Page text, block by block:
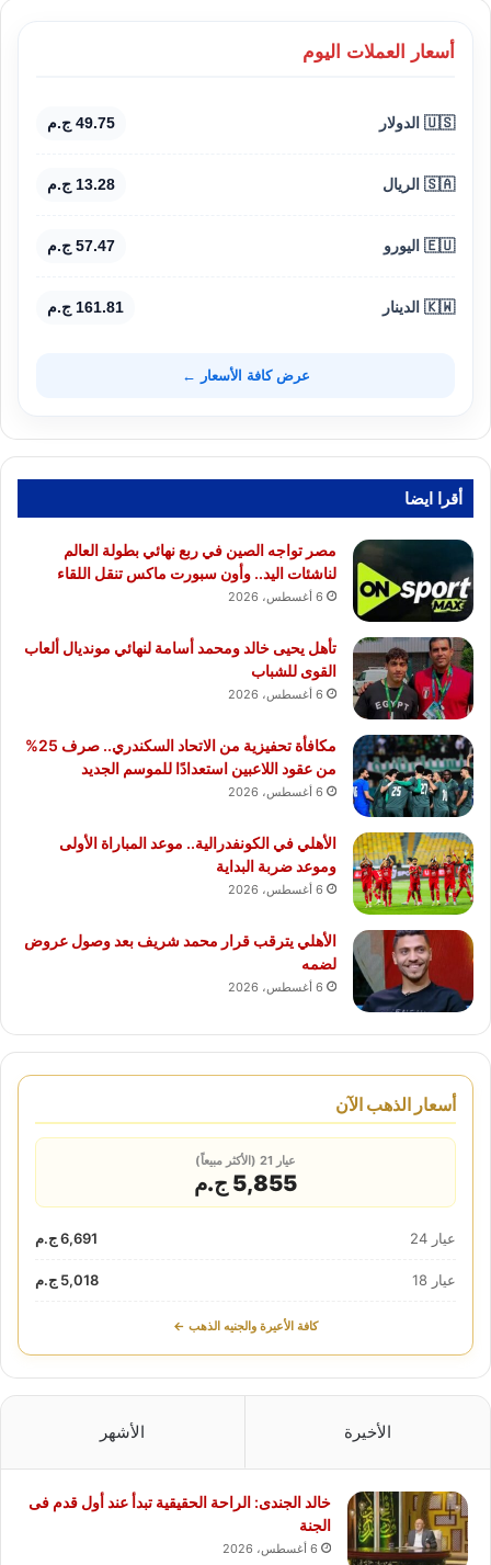
أسعار العملات اليوم
🇺🇸 الدولار 49.75 ج.م
🇸🇦 الريال 13.28 ج.م
🇪🇺 اليورو 57.47 ج.م
🇰🇼 الدينار 161.81 ج.م
عرض كافة الأسعار ←
أقرا ايضا
مصر تواجه الصين في ربع نهائي بطولة العالم
لناشئات اليد.. وأون سبورت ماكس تنقل اللقاء
6 أغسطس، 2026
تأهل يحيى خالد ومحمد أسامة لنهائي مونديال ألعاب
القوى للشباب
6 أغسطس، 2026
مكافأة تحفيزية من الاتحاد السكندري.. صرف 25%
من عقود اللاعبين استعدادًا للموسم الجديد
6 أغسطس، 2026
الأهلي في الكونفدرالية.. موعد المباراة الأولى
وموعد ضربة البداية
6 أغسطس، 2026
الأهلي يترقب قرار محمد شريف بعد وصول عروض
لضمه
6 أغسطس، 2026
أسعار الذهب الآن
عيار 21 (الأكثر مبيعاً)
5,855 ج.م
عيار 24 6,691 ج.م
عيار 18 5,018 ج.م
كافة الأعيرة والجنيه الذهب ←
الأخيرة الأشهر
خالد الجندى: الراحة الحقيقية تبدأ عند أول قدم فى
الجنة
6 أغسطس، 2026